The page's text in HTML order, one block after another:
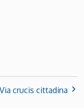
Via crucis cittadina